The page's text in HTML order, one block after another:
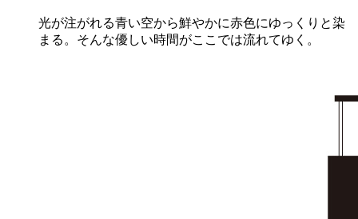
光が注がれる青い空から鮮やかに赤色にゆっくりと染
まる。そんな優しい時間がここでは流れてゆく。